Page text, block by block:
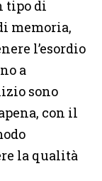
tipo di
memoria,
l’esordio
a
sono
con il
la qualità